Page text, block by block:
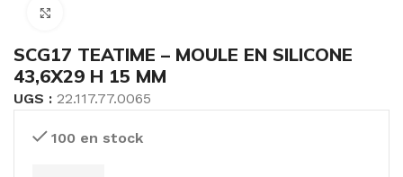
SCG17 TEATIME – MOULE EN SILICONE
43,6X29 H 15 MM
UGS : 22.117.77.0065
100 en stock